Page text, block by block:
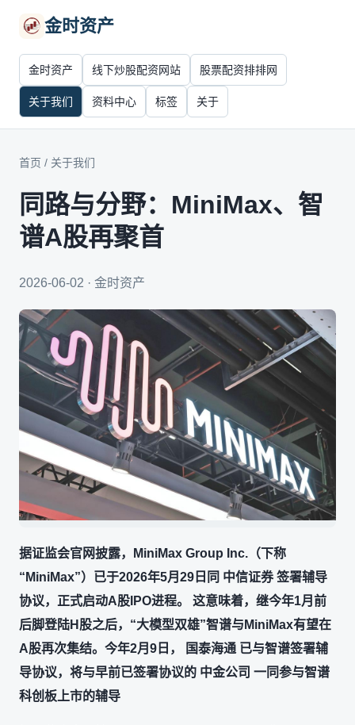
金时资产
金时资产 线下炒股配资网站 股票配资排排网
关于我们 资料中心 标签 关于
首页 / 关于我们
同路与分野：MiniMax、智
谱A股再聚首
2026-06-02 · 金时资产
据证监会官网披露，MiniMax Group Inc.（下称
“MiniMax”）已于2026年5月29日同 中信证券 签署辅导
协议，正式启动A股IPO进程。 这意味着，继今年1月前
后脚登陆H股之后，“大模型双雄”智谱与MiniMax有望在
A股再次集结。今年2月9日， 国泰海通 已与智谱签署辅
导协议，将与早前已签署协议的 中金公司 一同参与智谱
科创板上市的辅导